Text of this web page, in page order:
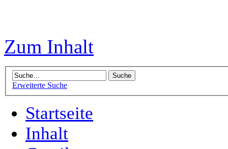
Zum Inhalt
Erweiterte Suche
Startseite
Inhalt